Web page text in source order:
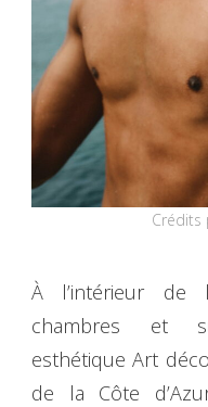
À l’intérieur de
chambres et
esthétique Art
de la Côte